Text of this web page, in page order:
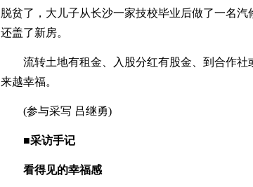
脱贫了，大儿子从长沙一家技校毕业后做了一名汽
还盖了新房。
流转土地有租金、入股分红有股金、到合作
来越幸福。
(参与采写 吕继勇)
■采访手记
看得见的幸福感